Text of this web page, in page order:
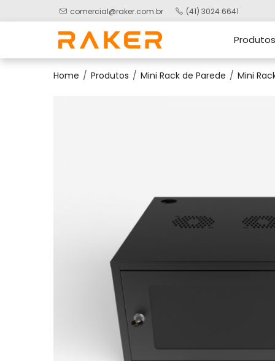
comercial@raker.com.br (41) 3024 6641
Produtos
Home Produtos Mini Rack de Parede Mini